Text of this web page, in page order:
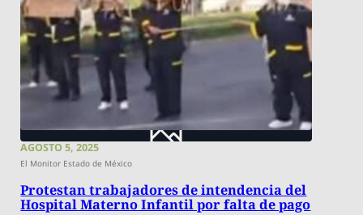
AGOSTO 5, 2025
El Monitor Estado de México
Protestan trabajadores de intendencia del
Hospital Materno Infantil por falta de pago